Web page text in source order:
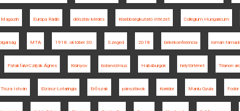
Magazin Európa Rádió délszláv kérdés Kisebbségkutató Intézet Collegium Hungaricum
MTA 1918. október 30. Szeged 2018 békekonferencia román
Patakfalvi-Czirják Ágnes Kisinyov bolsevizmus Habsburgok helytörténet Trianon
Tisza István Elzász-Lotaringia Erőszak pánszlávok Korridor Maniu Gyula Fodor